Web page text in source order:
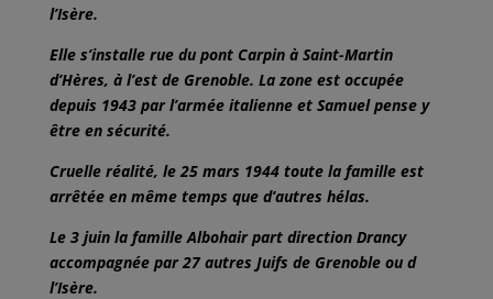
l’Isère.
Elle s’installe rue du pont Carpin à Saint-Martin
d’Hères, à l’est de Grenoble. La zone est occupée
depuis 1943 par l’armée italienne et Samuel pense y
être en sécurité.
Cruelle réalité, le 25 mars 1944 toute la famille est
arrêtée en même temps que d’autres hélas.
Le 3 juin la famille Albohair part direction Drancy
accompagnée par 27 autres Juifs de Grenoble ou d
l’Isère.